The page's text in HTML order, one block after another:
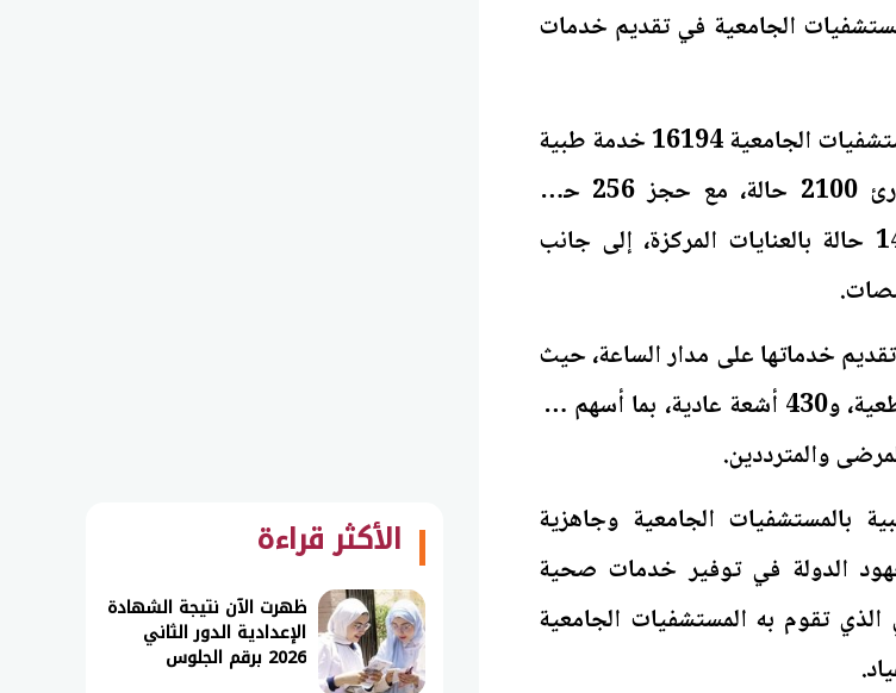
الجامعية في تقديم خدمات
وخلال الأيام الثلاثة الأولى من العيد، قدمت المستشفيات الجامعية 16194 خدمة طبية
وتشخيصية وعلاجية، واستقبلت أقسام الطوارئ 2100 حالة، مع حجز 256 حالة
بالأقسام الداخلية، وتقديم الرعاية الطبية لـ142 حالة بالعنايات المركزة، إلى جانب
خدماتها على مدار الساعة، حيث
تم إجراء 12924 تحليلًا طبيًا، و220 أشعة مقطعية، و430 أشعة عادية، بما أسهم في
والمترددين.
بالمستشفيات الجامعية وجاهزية
جهود الدولة في توفير خدمات صحية
تقوم به المستشفيات الجامعية
الأكثر قراءة
ظهرت الآن نتيجة الشهادة
الإعدادية الدور الثاني
2026 برقم الجلوس